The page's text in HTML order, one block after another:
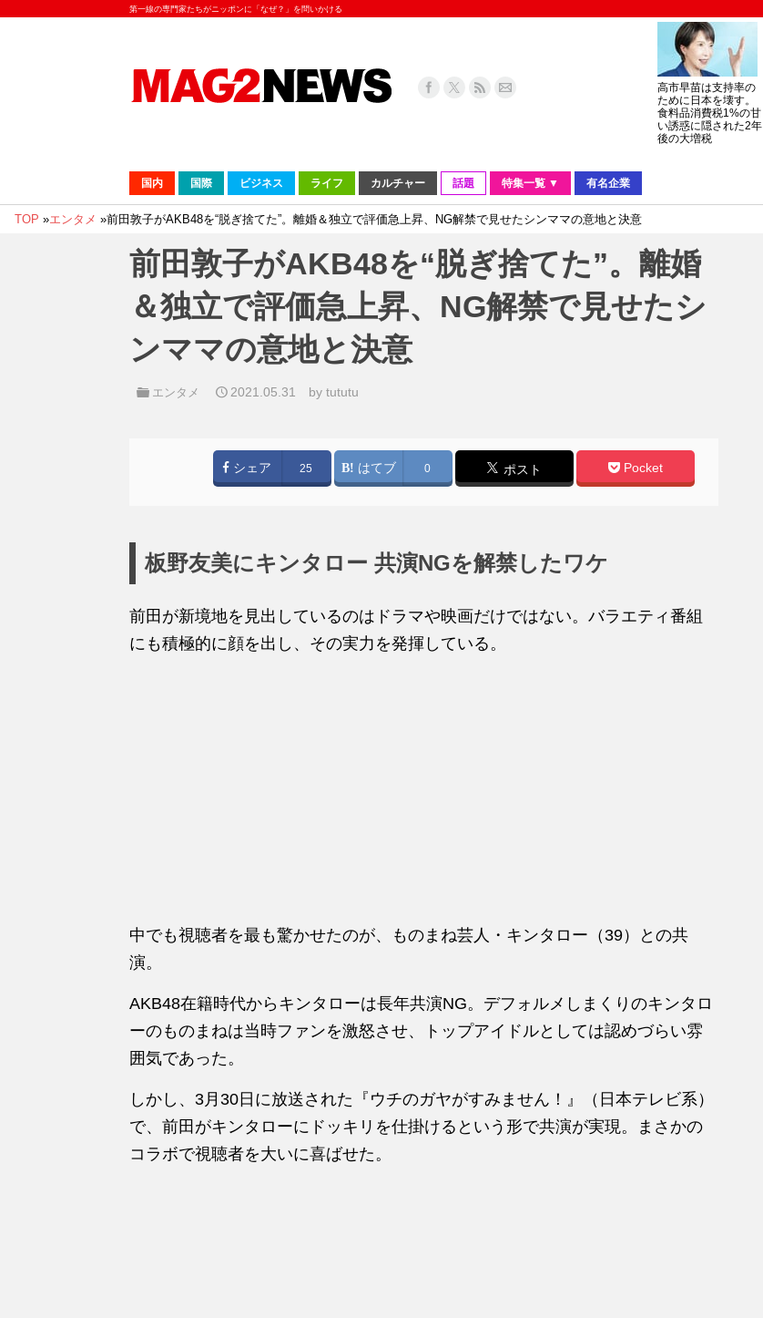
第一線の専門家たちがニッポンに「なぜ？」を問いかける
高市早苗は支持率の
ために日本を壊す。
食料品消費税1%の甘
い誘惑に隠された2年
後の大増税
国内 国際 ビジネス ライフ カルチャー 話題 特集一覧 ▼ 有名企業
TOP »エンタメ »前田敦子がAKB48を“脱ぎ捨てた”。離婚＆独立で評価急上昇、NG解禁で見せたシンママの意地と決意
前田敦子がAKB48を“脱ぎ捨てた”。離婚
＆独立で評価急上昇、NG解禁で見せたシ
ンママの意地と決意
エンタメ 2021.05.31 by tututu
シェア 25 はてブ 0 ポスト Pocket
板野友美にキンタロー 共演NGを解禁したワケ
前田が新境地を見出しているのはドラマや映画だけではない。バラエティ番組
にも積極的に顔を出し、その実力を発揮している。
中でも視聴者を最も驚かせたのが、ものまね芸人・キンタロー（39）との共
演。
AKB48在籍時代からキンタローは長年共演NG。デフォルメしまくりのキンタロ
ーのものまねは当時ファンを激怒させ、トップアイドルとしては認めづらい雰
囲気であった。
しかし、3月30日に放送された『ウチのガヤがすみません！』（日本テレビ系）
で、前田がキンタローにドッキリを仕掛けるという形で共演が実現。まさかの
コラボで視聴者を大いに喜ばせた。